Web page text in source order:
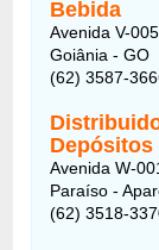
Bebida
Avenida V-
Goiânia - GO
(62) 3587-
Avenida W-
Paraíso -
(62) 3518-